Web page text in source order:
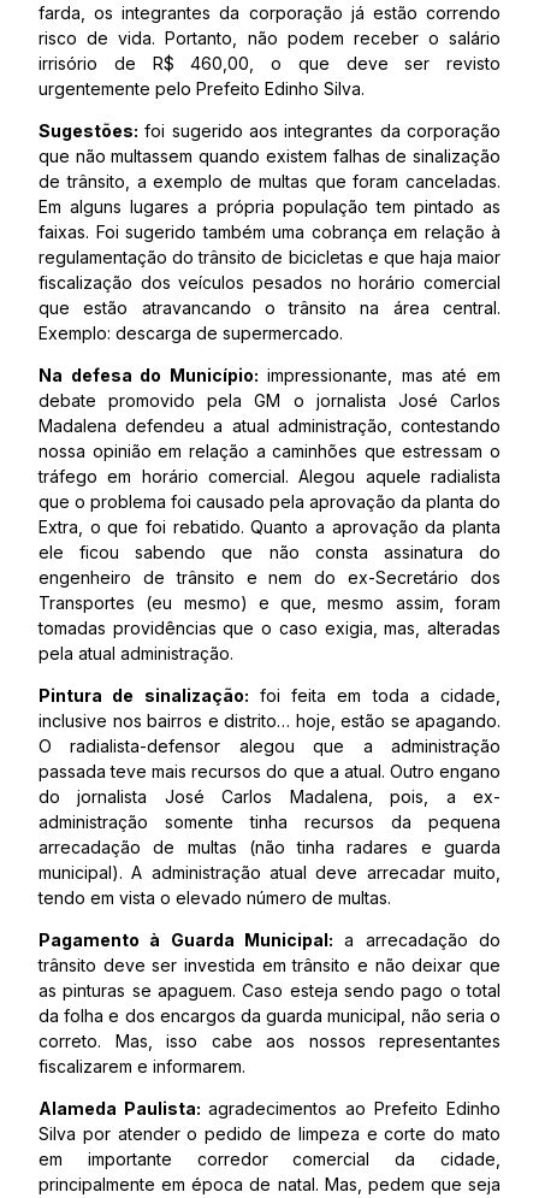
farda, os integrantes da corporação já estão correndo
risco de vida. Portanto, não podem receber o salário
irrisório de R$ 460,00, o que deve ser revisto
urgentemente pelo Prefeito Edinho Silva.
Sugestões: foi sugerido aos integrantes da corporação
que não multassem quando existem falhas de sinalização
de trânsito, a exemplo de multas que foram canceladas.
Em alguns lugares a própria população tem pintado as
faixas. Foi sugerido também uma cobrança em relação à
regulamentação do trânsito de bicicletas e que haja maior
fiscalização dos veículos pesados no horário comercial
que estão atravancando o trânsito na área central.
Exemplo: descarga de supermercado.
Na defesa do Município: impressionante, mas até em
debate promovido pela GM o jornalista José Carlos
Madalena defendeu a atual administração, contestando
nossa opinião em relação a caminhões que estressam o
tráfego em horário comercial. Alegou aquele radialista
que o problema foi causado pela aprovação da planta do
Extra, o que foi rebatido. Quanto a aprovação da planta
ele ficou sabendo que não consta assinatura do
engenheiro de trânsito e nem do ex-Secretário dos
Transportes (eu mesmo) e que, mesmo assim, foram
tomadas providências que o caso exigia, mas, alteradas
pela atual administração.
Pintura de sinalização: foi feita em toda a cidade,
inclusive nos bairros e distrito… hoje, estão se apagando.
O radialista-defensor alegou que a administração
passada teve mais recursos do que a atual. Outro engano
do jornalista José Carlos Madalena, pois, a ex-
administração somente tinha recursos da pequena
arrecadação de multas (não tinha radares e guarda
municipal). A administração atual deve arrecadar muito,
tendo em vista o elevado número de multas.
Pagamento à Guarda Municipal: a arrecadação do
trânsito deve ser investida em trânsito e não deixar que
as pinturas se apaguem. Caso esteja sendo pago o total
da folha e dos encargos da guarda municipal, não seria o
correto. Mas, isso cabe aos nossos representantes
fiscalizarem e informarem.
Alameda Paulista: agradecimentos ao Prefeito Edinho
Silva por atender o pedido de limpeza e corte do mato
em importante corredor comercial da cidade,
principalmente em época de natal. Mas, pedem que seja